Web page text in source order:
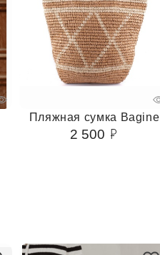
Пляжная сумка Bagine
2 500